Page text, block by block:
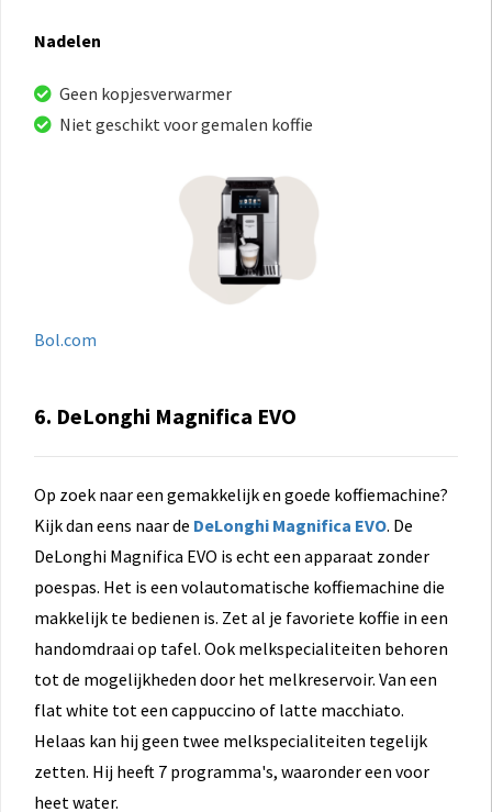
Nadelen
Geen kopjesverwarmer
Niet geschikt voor gemalen koffie
Bol.com
6. DeLonghi Magnifica EVO
Op zoek naar een gemakkelijk en goede koffiemachine?
Kijk dan eens naar de DeLonghi Magnifica EVO. De
DeLonghi Magnifica EVO is echt een apparaat zonder
poespas. Het is een volautomatische koffiemachine die
makkelijk te bedienen is. Zet al je favoriete koffie in een
handomdraai op tafel. Ook melkspecialiteiten behoren
tot de mogelijkheden door het melkreservoir. Van een
flat white tot een cappuccino of latte macchiato.
Helaas kan hij geen twee melkspecialiteiten tegelijk
zetten. Hij heeft 7 programma's, waaronder een voor
heet water.